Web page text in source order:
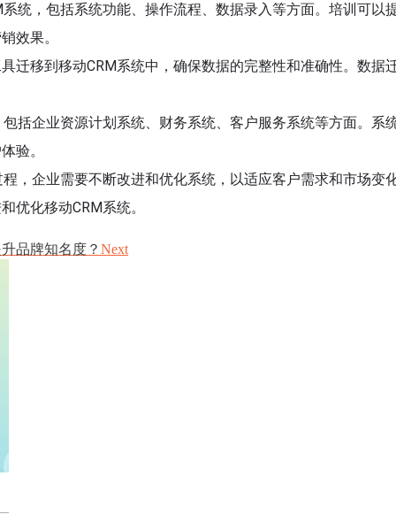
统，包括系统功能、操作流程、数据录入等方面。培训可以
效果。
迁移到移动CRM系统中，确保数据的完整性和准确性。数据
括企业资源计划系统、财务系统、客户服务系统等方面。系
验。
，企业需要不断改进和优化系统，以适应客户需求和市场变
优化移动CRM系统。
品牌知名度？ Next